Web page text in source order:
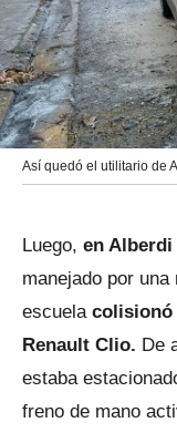
Así quedó el utilitario de
Luego, en
manejado por
escuela colisionó
Renault Clio. De
estaba
freno de mano